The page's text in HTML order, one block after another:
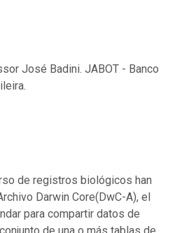
José Badini. JABOT - Banco
de registros biológicos han
Darwin Core(DwC-A), el
para compartir datos de